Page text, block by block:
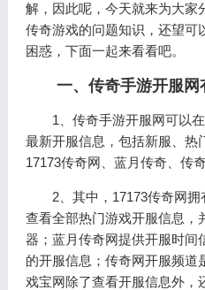
解，因此呢，今天就来为大家
传奇游戏的问题知识，还望可
困惑，下面一起来看看吧。
一、传奇手游开服网
1、传奇手游开服网可以
最新开服信息，包括新服、热
17173传奇网、蓝月传奇、传
2、其中，17173传奇网
查看全部热门游戏开服信息，
器；蓝月传奇网提供开服时间
的开服信息；传奇网开服频道
戏宝网除了查看开服信息外，